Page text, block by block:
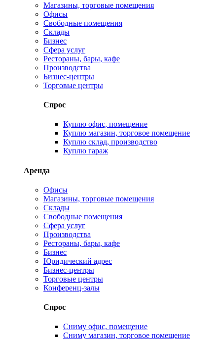
Магазины, торговые помещения
Офисы
Свободные помещения
Склады
Бизнес
Сфера услуг
Рестораны, бары, кафе
Производства
Бизнес-центры
Торговые центры
Спрос
Куплю офис, помещение
Куплю магазин, торговое помещение
Куплю склад, производство
Куплю гараж
Аренда
Офисы
Магазины, торговые помещения
Склады
Свободные помещения
Сфера услуг
Производства
Рестораны, бары, кафе
Бизнес
Юридический адрес
Бизнес-центры
Торговые центры
Конференц-залы
Спрос
Сниму офис, помещение
Сниму магазин, торговое помещение